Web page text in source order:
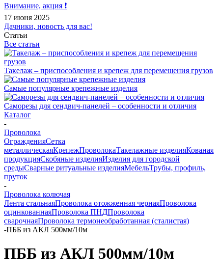
Внимание, акция ❗️
17 июня 2025
Дачники, новость для вас!
Статьи
Все статьи
Такелаж – приспособления и крепеж для перемещения грузов
Самые популярные крепежные изделия
Саморезы для сендвич-панелей – особенности и отличия
Каталог
-
Проволока
ОгражденияСетка
металлическаяКрепежПроволокаТакелажные изделияКованая
продукцияСкобяные изделияИзделия для городской
средыСварные ритуальные изделияМебельТрубы, профиль,
пруток
-
Проволока колючая
Лента стальнаяПроволока отожженная чернаяПроволока
оцинкованнаяПроволока ПНДПроволока
сварочнаяПроволока термонеобработанная (сталистая)
-ПББ из АКЛ 500мм/10м
ПББ из АКЛ 500мм/10м